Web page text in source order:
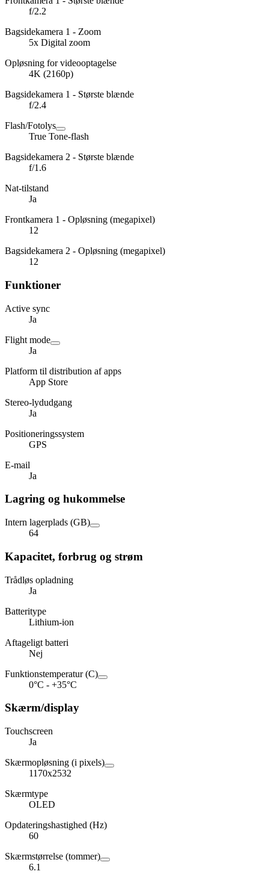
f/2.2
Bagsidekamera 1 - Zoom
5x Digital zoom
Opløsning for videooptagelse
4K (2160p)
Bagsidekamera 1 - Største blænde
f/2.4
Flash/Fotolys
True Tone-flash
Bagsidekamera 2 - Største blænde
f/1.6
Nat-tilstand
Ja
Frontkamera 1 - Opløsning (megapixel)
12
Bagsidekamera 2 - Opløsning (megapixel)
12
Funktioner
Active sync
Ja
Flight mode
Ja
Platform til distribution af apps
App Store
Stereo-lydudgang
Ja
Positioneringssystem
GPS
E-mail
Ja
Lagring og hukommelse
Intern lagerplads (GB)
64
Kapacitet, forbrug og strøm
Trådløs opladning
Ja
Batteritype
Lithium-ion
Aftageligt batteri
Nej
Funktionstemperatur (C)
0°C - +35°C
Skærm/display
Touchscreen
Ja
Skærmopløsning (i pixels)
1170x2532
Skærmtype
OLED
Opdateringshastighed (Hz)
60
Skærmstørrelse (tommer)
6.1